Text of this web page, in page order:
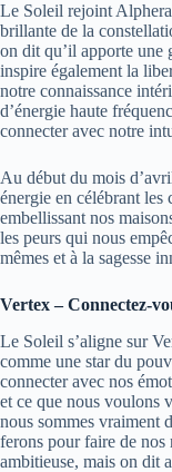
Le Soleil rejoint
brillante de la
on dit qu’il apporte une
inspire également la
notre connaissance
d’énergie haute
connecter avec notre
Au début du mois
énergie en célébrant les
embellissant nos
les peurs qui nous
mêmes et à la sagesse
Vertex – Connectez-
Le Soleil s’aligne sur
comme une star du
connecter avec nos
et ce que nous voulons
nous sommes vraiment
ferons pour faire de nos
ambitieuse, mais on dit